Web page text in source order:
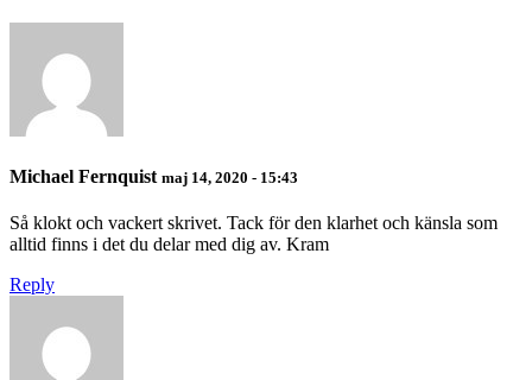
Michael Fernquist maj 14, 2020 - 15:43
Så klokt och vackert skrivet. Tack för den klarhet och känsla som
alltid finns i det du delar med dig av. Kram
Reply